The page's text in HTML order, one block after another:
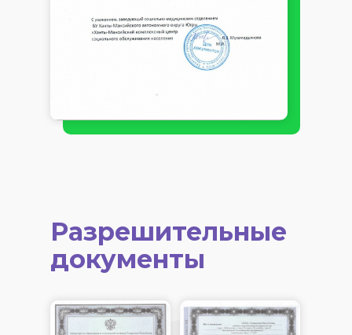
Разрешительные
документы